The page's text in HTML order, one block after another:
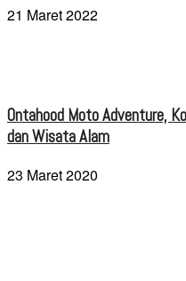
21 Maret 2022
Ontahood Moto Adventure,
dan Wisata Alam
23 Maret 2020